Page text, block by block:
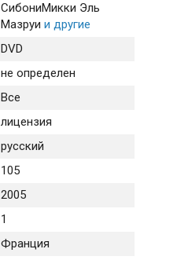
СибониМикки Эль
Мазруи и другие
DVD
не определен
Все
лицензия
русский
105
2005
1
Франция